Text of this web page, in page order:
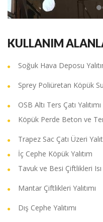
KULLANIM
Soğuk Hava Deposu
Sprey Poliüretan Köpük Su
OSB Altı Ters Çatı Yalıtımı
Köpük Perde Beton ve
Trapez Sac Çatı Üzeri
İç Cephe Köpük Yalıtım
Tavuk ve Besi Çiftlikleri Isı
Mantar Çiftlikleri Yalıtımı
Dış Cephe Yalıtımı